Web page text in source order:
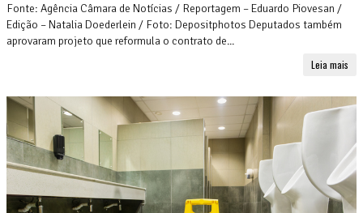
Fonte: Agência Câmara de Notícias / Reportagem – Eduardo Piovesan /
Edição – Natalia Doederlein / Foto: Depositphotos Deputados também
aprovaram projeto que reformula o contrato de...
Leia mais